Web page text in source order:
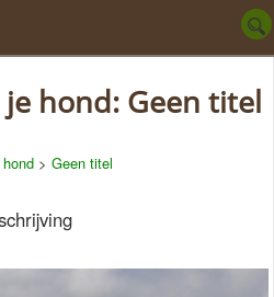
je hond: Geen titel
> Geen titel